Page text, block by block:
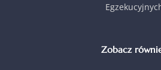
Zobacz